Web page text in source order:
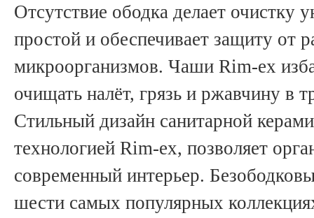
Отсутствие ободка делает очистку
простой и обеспечивает защиту от
микроорганизмов. Чаши Rim-ex
очищать налёт, грязь и ржавчину в
Стильный дизайн санитарной
технологией Rim-ex, позволяет
современный интерьер.
шести самых популярных